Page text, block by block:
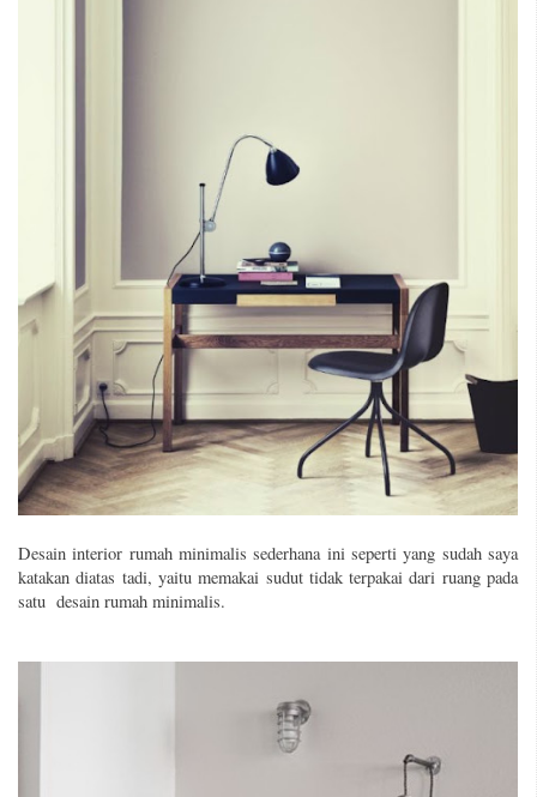
Desain interior rumah minimalis sederhana ini seperti yang sudah saya
katakan diatas tadi, yaitu memakai sudut tidak terpakai dari ruang pada
satu desain rumah minimalis.